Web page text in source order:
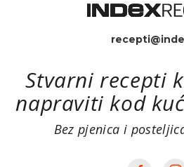
Stvarni recepti
napraviti kod
Bez pjenica i